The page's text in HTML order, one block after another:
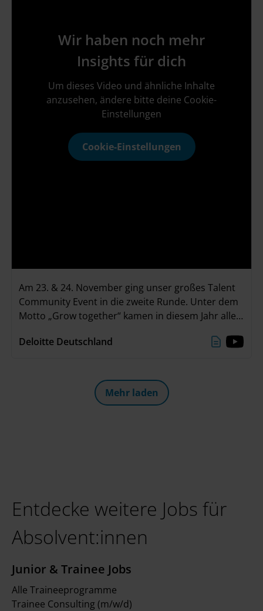
Wir haben noch mehr
Insights für dich
Um dieses Video und ähnliche Inhalte
anzusehen, ändere bitte deine Cookie-
Einstellungen
Cookie-Einstellungen
Am 23. & 24. November ging unser großes Talent
Community Event in die zweite Runde. Unter dem
Motto „Grow together“ kamen in diesem Jahr alle
„The Stage“ im Deloitte Office in Düsseldorf
Deloitte Greenhouse Workshop und viel Zeit zum
Networken liegen hinter uns. Ein großes Danke an
Deloitte Deutschland
Mehr laden
Entdecke weitere Jobs für
Absolvent:innen
Junior & Trainee Jobs
Alle Traineeprogramme
Trainee Consulting (m/w/d)